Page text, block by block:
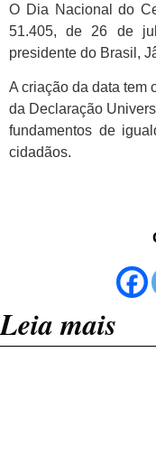
O Dia Nacional do
51.405, de 26 de
presidente do Brasil,
A criação da data tem
da Declaração
fundamentos de
cidadãos.
Leia mais